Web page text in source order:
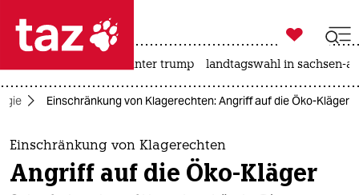
 taz zahl ich
taz zahl ich
themen
politik

taz zahl ich
usa unter trump landtagswahl in sachsen-
Einschränkung von Klagerechten: Angriff auf die Öko-Kläger
Einschränkung von Klagerechten
Angriff auf die Öko-Kläger